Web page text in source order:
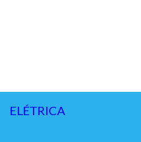
ELÉTRICA